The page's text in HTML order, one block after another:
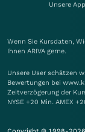
Unsere
Wenn Sie Kursdaten,
Ihnen ARIVA gerne.
Unsere User schätzen
Bewertungen bei
Zeitverzögerung der
NYSE +20 Min. AMEX